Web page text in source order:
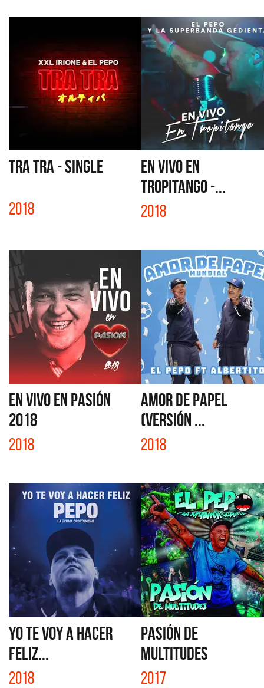
TRA TRA - SINGLE
2018
EN VIVO EN
TROPITANGO -...
2018
EN VIVO EN PASIÓN
2018
2018
AMOR DE PAPEL
(VERSIÓN ...
2018
YO TE VOY A HACER
FELIZ...
2018
PASIÓN DE
MULTITUDES
2017